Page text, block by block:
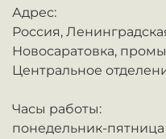
Адрес:
Россия,
Новосаратовка,
Центральное
Часы работы:
понедельник-пятница